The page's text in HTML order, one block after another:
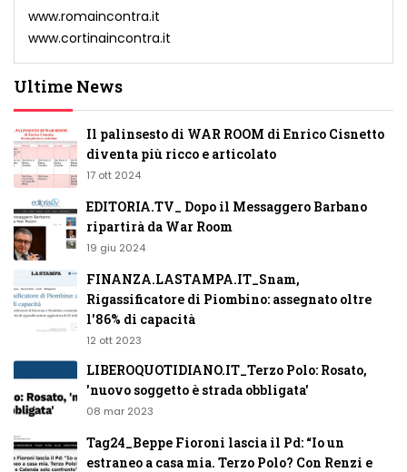
www.romaincontra.it
www.cortinaincontra.it
Ultime News
Il palinsesto di WAR ROOM di Enrico Cisnetto
diventa più ricco e articolato
17 ott 2024
EDITORIA.TV_ Dopo il Messaggero Barbano
ripartirà da War Room
19 giu 2024
FINANZA.LASTAMPA.IT_Snam,
Rigassificatore di Piombino: assegnato oltre
l'86% di capacità
12 ott 2023
LIBEROQUOTIDIANO.IT_Terzo Polo: Rosato,
'nuovo soggetto è strada obbligata'
08 mar 2023
Tag24_Beppe Fioroni lascia il Pd: “Io un
estraneo a casa mia. Terzo Polo? Con Renzi e